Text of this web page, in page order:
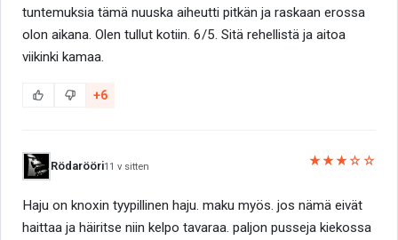
tuntemuksia tämä nuuska aiheutti pitkän ja raskaan erossa
olon aikana. Olen tullut kotiin. 6/5. Sitä rehellistä ja aitoa
viikinki kamaa.
+6
Rödarööri11 v sitten ★★★☆☆
Haju on knoxin tyypillinen haju. maku myös. jos nämä eivät
haittaa ja häiritse niin kelpo tavaraa. paljon pusseja kiekossa